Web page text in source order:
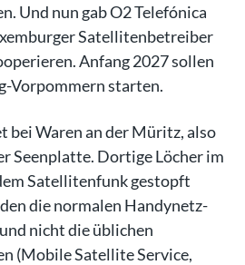
Und nun gab O2 Telefónica
Satellitenbetreiber
Anfang 2027 sollen
Vorpommern starten.
bei Waren an der Müritz, also
Seenplatte. Dortige Löcher im
Satellitenfunk gestopft
die normalen Handynetz-
nicht die üblichen
(Mobile Satellite Service,